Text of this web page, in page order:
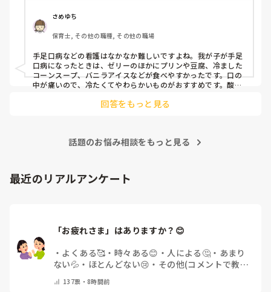
さめゆち
保育士, その他の職種, その他の職場
手足口病などの看護はなかなか難しいですよね。我が子が手足
口病になったときは、ゼリーのほかにプリンや豆腐、冷ました
コーンスープ、バニラアイスなどが食べやすかったです。口の
中が痛いので、冷たくてやわらかいものがおすすめです。酸味
た。水分も少しずつこまめに摂れると安心ですよ。
回答をもっと見る
話題のお悩み相談をもっと見る
最近のリアルアンケート
「お疲れさま」はありますか？😊
・ よくある🥰 ・ 時々ある😊 ・ 人による🤔 ・ あまり
ない💦 ・ ほとんどない😢 ・ その他(コメントで教え
137票・ 8時間前